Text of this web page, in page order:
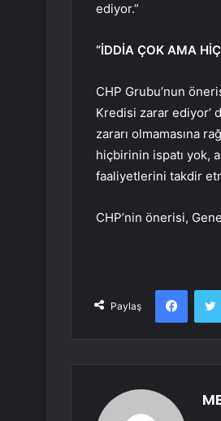
ediyor.”
“İDDİA ÇOK AMA
CHP Grubu’nun
Kredisi zarar ediyor’
zararı olmamasına
hiçbirinin ispatı yok,
faaliyetlerini takdir
CHP’nin önerisi,
Paylaş